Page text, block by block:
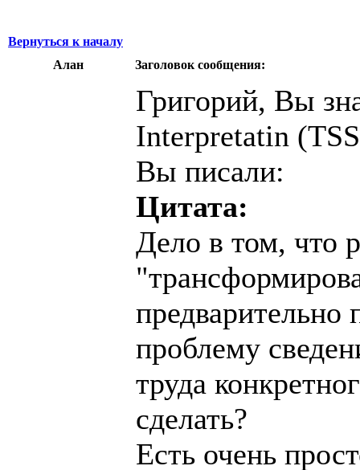
Вернуться к началу
Алан
Заголовок сообщения:
Григорий, Вы
Interpretatin
Вы писали:
Цитата:
Дело в том, что
предварительно
проблему
труда
сделать?
Есть очень